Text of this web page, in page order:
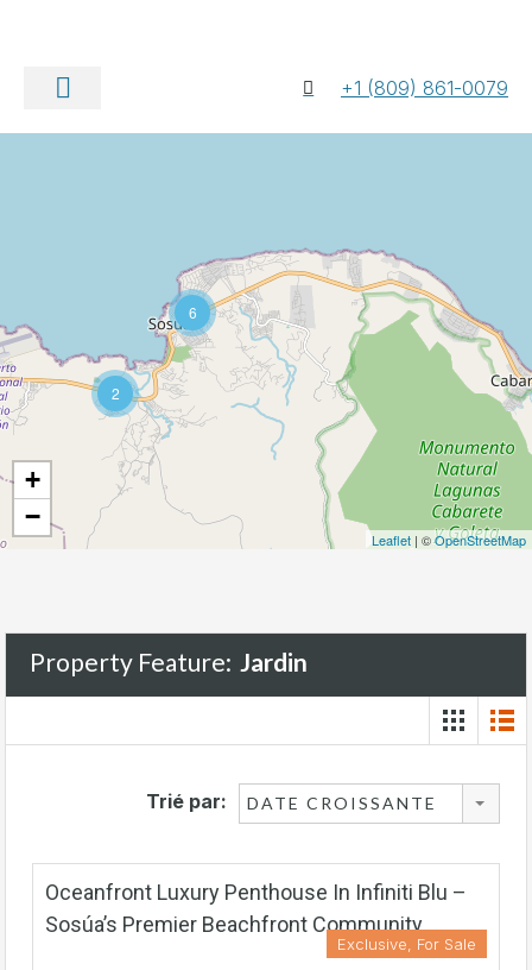
+1 (809) 861-0079
2
6
+
−
Leaflet | ©OpenStreetMap
Property Feature: Jardin
Trié par: DATE CROISSANTE
Oceanfront Luxury Penthouse In Infiniti Blu –
Sosúa’s Premier Beachfront Community
Exclusive, For Sale